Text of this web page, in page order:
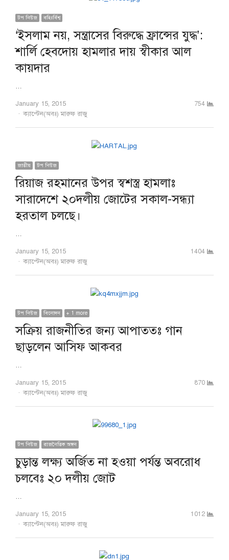
টপ নিউজ বহিঃর্বিশ্ব
‘ইসলাম নয়, সন্ত্রাসের বিরুদ্ধে ফ্রান্সের যুদ্ধ’:
শার্লি হেবদোয় হামলার দায় স্বীকার আল
কায়দার
…
January 15, 2015
Author
ক্যাপ্টেন(অবঃ) মারুফ রাজু
754
জাতীয় টপ নিউজ
রিয়াজ রহমানের উপর স্বশস্ত্র হামলাঃ
সারাদেশে ২০দলীয় জোটের সকাল-সন্ধ্যা
হরতাল চলছে।
…
January 15, 2015
Author
ক্যাপ্টেন(অবঃ) মারুফ রাজু
1404
টপ নিউজ বিনোদন + 1 more
সক্রিয় রাজনীতির জন্য আপাততঃ গান
ছাড়লেন আসিফ আকবর
…
January 15, 2015
Author
ক্যাপ্টেন(অবঃ) মারুফ রাজু
870
টপ নিউজ রাজনৈতিক অঙ্গন
চুড়ান্ত লক্ষ্য অর্জিত না হওয়া পর্যন্ত অবরোধ
চলবেঃ ২০ দলীয় জোট
…
January 15, 2015
Author
ক্যাপ্টেন(অবঃ) মারুফ রাজু
1012